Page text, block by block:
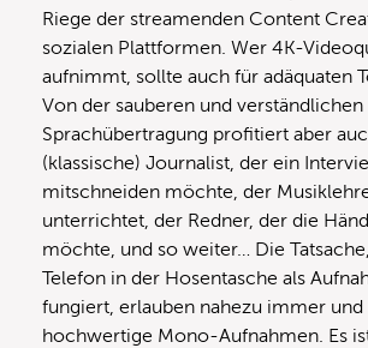
Riege der streamenden Content
sozialen Plattformen. Wer 4K-
aufnimmt, sollte auch für adäquaten
Von der sauberen und verständlichen
Sprachübertragung profitiert aber
(klassische) Journalist, der ein
mitschneiden möchte, der
unterrichtet, der Redner, der die
möchte, und so weiter… Die
Telefon in der Hosentasche als
fungiert, erlauben nahezu immer und
hochwertige Mono-Aufnahmen. Es